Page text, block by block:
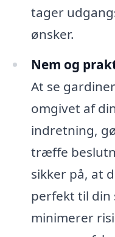
tager
ønsker.
Nem og
At se
omgivet af
indretning,
træffe
sikker på, at
perfekt til din
minimerer